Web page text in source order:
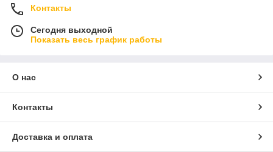
Контакты
Сегодня выходной
Показать весь график работы
О нас
Контакты
Доставка и оплата